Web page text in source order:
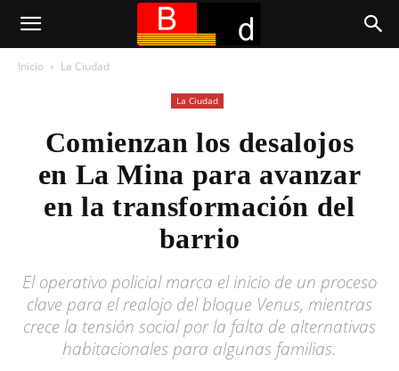
Inicio La Ciudad
La Ciudad
Comienzan los desalojos
en La Mina para avanzar
en la transformación del
barrio
El operativo policial marca el inicio de un proceso
clave para el realojo del bloque Venus, mientras
crece la tensión social por la falta de alternativas
habitacionales para algunas familias.